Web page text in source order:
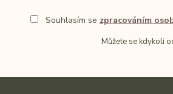
Souhlasím se zpracováním
Můžete se kdykoli